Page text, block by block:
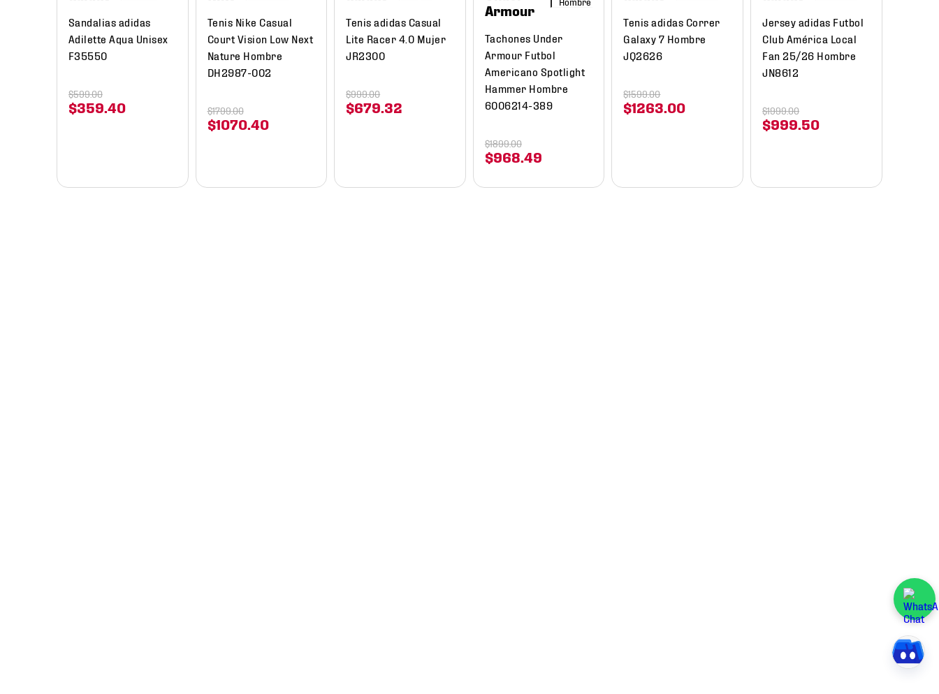
Sandalias adidas
Adilette Aqua Unisex
F35550
$359 40
$599.00
Tenis Nike Casual
Court Vision Low Next
Nature Hombre
DH2987-002
$1070. 40
$1799.00
Tenis adidas Casual
Lite Racer 4.0 Mujer
JR2300
$679 32
$999.00
Armour
Tachones Under
Armour Futbol
Americano Spotlight
Hammer Hombre
6006214-389
$968 49
$1899.00
Tenis adidas Correr
Galaxy 7 Hombre
JQ2626
$1263 00
$1599.00
Jersey adidas Futbol
Club América Local
Fan 25/26 Hombre
JN8612
$999 50
$1999.00